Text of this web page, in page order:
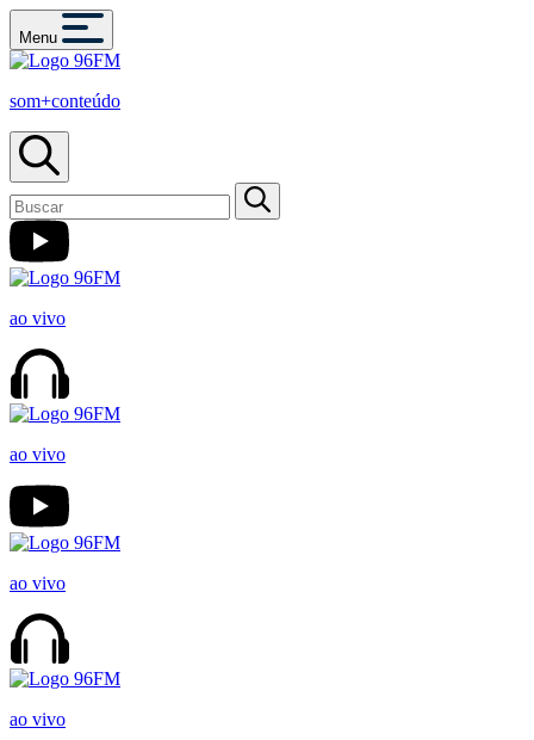
Menu
som+conteúdo
ao vivo
ao vivo
ao vivo
ao vivo